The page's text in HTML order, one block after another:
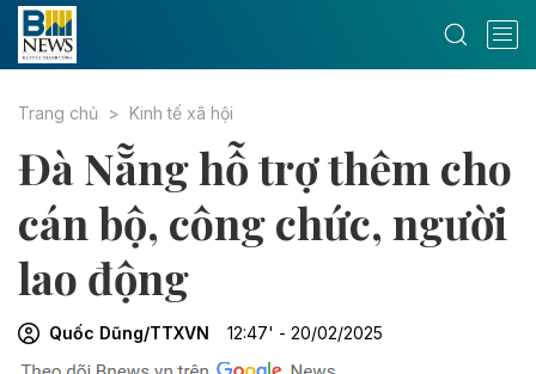
Trang chủ Kinh tế xã hội
Đà Nẵng hỗ trợ thêm cho
cán bộ, công chức, người
lao động
Quốc Dũng/TTXVN 12:47' - 20/02/2025